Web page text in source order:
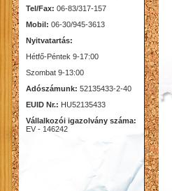
Tel/Fax: 06-83/317-157
Mobil: 06-30/945-3613
Nyitvatartás:
Hétfő-Péntek 9-17:00
Szombat 9-13:00
Adószámunk: 52135433-2-40
EUID Nr.: HU52135433
Vállalkozói igazolvány száma:
EV - 146242